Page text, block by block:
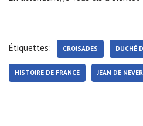
Étiquettes: CROISADES DUCHÉ
HISTOIRE DE FRANCE JEAN DE